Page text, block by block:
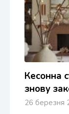
Кесонна
знову
26